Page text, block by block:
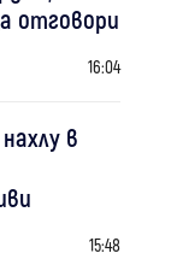
отговори
16:04
в
15:48